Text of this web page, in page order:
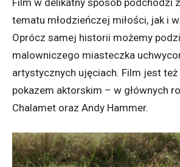
Film w delikatny sposób podchodzi
tematu młodzieńczej miłości, jak i
Oprócz samej historii możemy
malowniczego miasteczka
artystycznych ujęciach. Film jest
pokazem aktorskim – w głównych
Chalamet oraz Andy Hammer.